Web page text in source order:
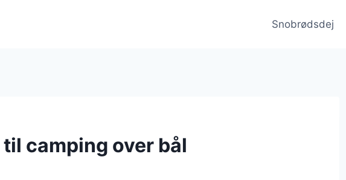
Snobrødsdej
camping over bål